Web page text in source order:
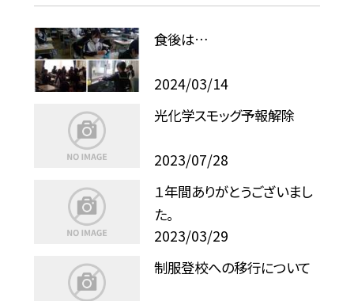
食後は…
2024/03/14
光化学スモッグ予報解除
2023/07/28
１年間ありがとうございまし
た。
2023/03/29
制服登校への移行について